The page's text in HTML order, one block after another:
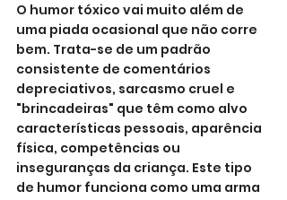
O humor tóxico vai muito além de
uma piada ocasional que não corre
bem. Trata-se de um padrão
consistente de comentários
depreciativos, sarcasmo cruel e
"brincadeiras" que têm como alvo
características pessoais, aparência
física, competências ou
inseguranças da criança. Este tipo
de humor funciona como uma arma